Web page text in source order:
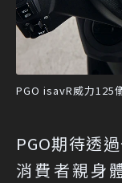
PGO isavR威力125
PGO期待透
消費者親身